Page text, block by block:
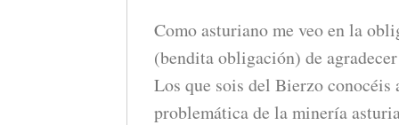
Como asturiano me veo en la
(bendita obligación) de
Los que sois del Bierzo conocéis
problemática de la minería